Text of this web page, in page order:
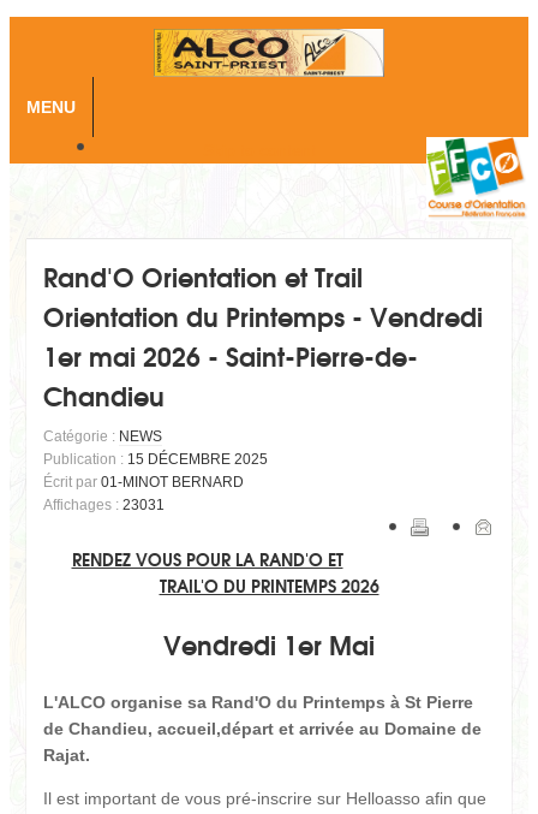
MENU
Rand'O Orientation et Trail
Orientation du Printemps - Vendredi
1er mai 2026 - Saint-Pierre-de-
Chandieu
Catégorie : NEWS
Publication : 15 DÉCEMBRE 2025
Écrit par 01-MINOT BERNARD
Affichages : 23031
RENDEZ VOUS POUR LA RAND'O ET
TRAIL'O DU PRINTEMPS 2026
Vendredi 1er Mai
L'ALCO organise sa Rand'O du Printemps à St Pierre
de Chandieu, accueil,départ et arrivée au Domaine de
Rajat.
Il est important de vous pré-inscrire sur Helloasso afin que